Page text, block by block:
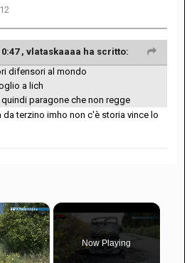
, vlataskaaaa ha scritto:
difensori al mondo
a lich
paragone che non regge
terzino imho non c'è storia vince lo
×
Now Playing